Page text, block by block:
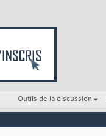
Outils de la discussion